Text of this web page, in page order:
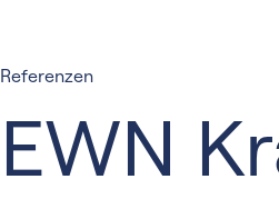
Referenzen
EWN